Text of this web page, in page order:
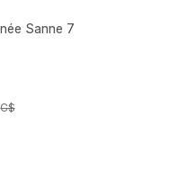
Sanne 7
C$